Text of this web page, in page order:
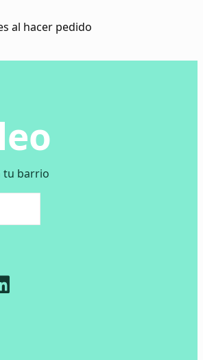
al hacer pedido
tu barrio